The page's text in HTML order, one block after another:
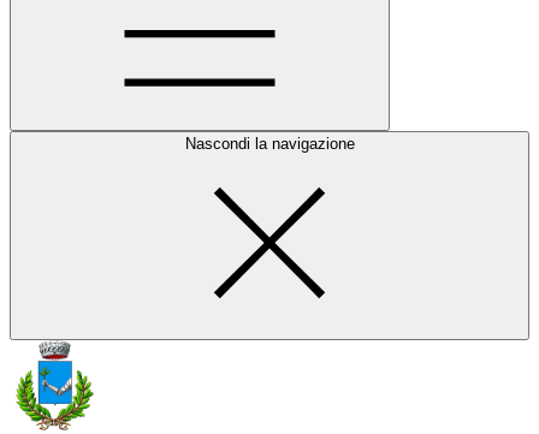
Nascondi la navigazione